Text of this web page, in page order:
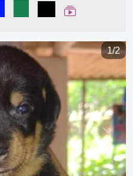
Compartilhar no Facebook
Compartilhar no
Compartilhar
Ver Web Story
1/2
Next